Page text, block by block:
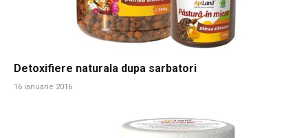
Detoxifiere naturala dupa sarbatori
16 ianuarie 2016